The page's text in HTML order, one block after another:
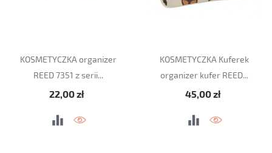
KOSMETYCZKA organizer
REED 7351 z serii...
Cena
22,00 zł
KOSMETYCZKA Kuferek
organizer kufer REED...
Cena
45,00 zł